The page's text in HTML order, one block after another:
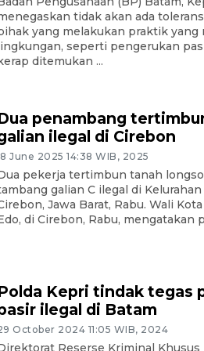
tidak akan ada
yang melakukan praktik yang
seperti pengerukan
ditemukan ...
penambang
ilegal di Cirebon
June 2025 14:38 WIB, 2025
pekerja tertimbun tanah
galian C ilegal di Kelurahan
Jawa Barat, Rabu. Wali
di Cirebon, Rabu, mengatakan
Kepri tindak tegas
ilegal di Batam
October 2024 11:05 WIB, 2024
Reserse Kriminal Khusus